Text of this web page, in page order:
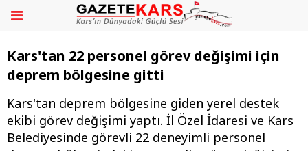
Kars'tan 22 personel görev değişimi için
deprem bölgesine gitti
Kars'tan deprem bölgesine giden yerel destek
ekibi görev değişimi yaptı. İl Özel İdaresi ve Kars
Belediyesinde görevli 22 deneyimli personel